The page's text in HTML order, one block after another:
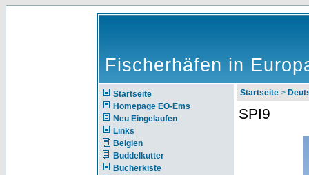
Fischerhäfen in
Startseite
Homepage EO-Ems
Neu Eingelaufen
Links
Belgien
Buddelkutter
Bücherkiste
Startseite >
SPI9